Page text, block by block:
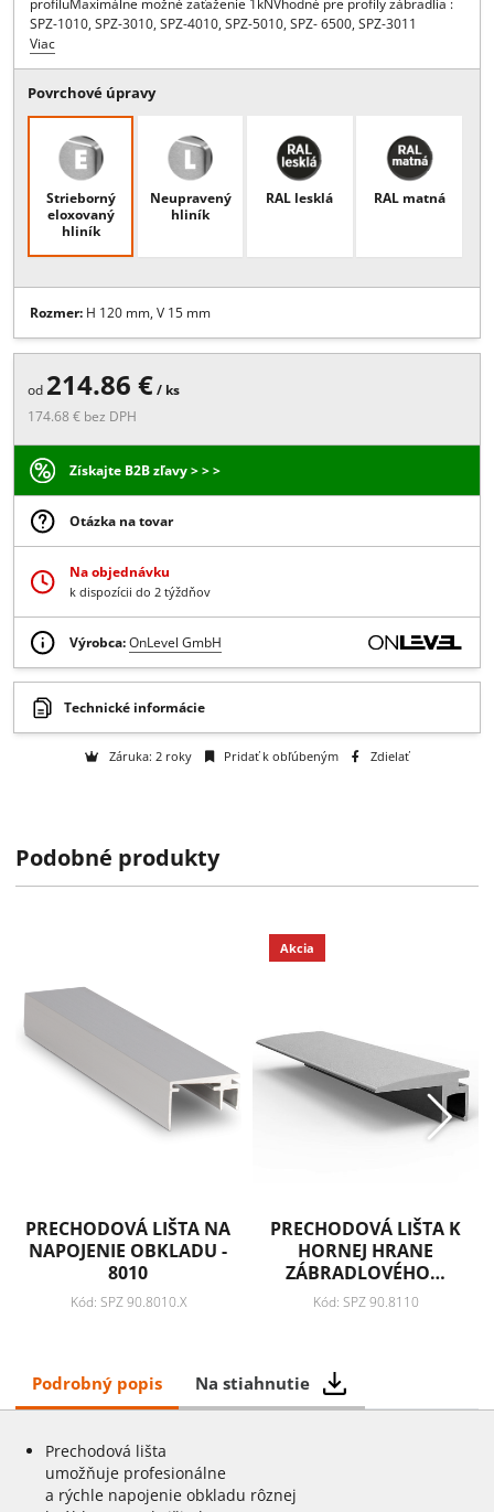
Kód: SPZ 90.8011.X
Popis:Prechodová lišta umožňuje profesionálne a rýchle napojenie
obkladu rôznej hrúbky na vonkajšiu hranu samonosného
SPZ-1010, SPZ-3010, SPZ-4010, SPZ-5010, SPZ- 6500, SPZ-3011
Viac
Povrchové úpravy
eloxovaný hliník
Rozmer:
od214.86 €
174.68 € bez DPH
Otázka na tovar
Na objednávku
k dispozícii do 2 týždňov
Technické informácie
Pridať k obľúbeným
Podobné produkty
PRECHODOVÁ LIŠTA NA
NAPOJENIE OBKLADU -
8010
Kód: SPZ 90.8010.X
Akcia
PRECHODOVÁ LIŠTA K
HORNEJ HRANE
ZÁBRADLOVÉHO…
Kód: SPZ 90.8110
Podrobný popis Na stiahnutie
Prechodová lišta
umožňuje profesionálne
a rýchle napojenie obkladu rôznej